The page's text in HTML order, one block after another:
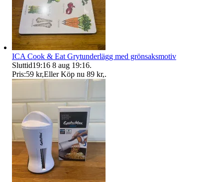
ICA Cook & Eat Grytunderlägg med grönsaksmotiv
Sluttid19:16 8 aug 19:16.
Pris:59 kr,Eller Köp nu 89 kr,.